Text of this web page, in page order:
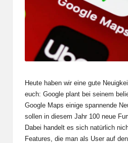
Heute haben wir eine gute
euch: Google plant bei seinem
Google Maps einige spannende
sollen in diesem Jahr 100 neue
Dabei handelt es sich natürlich
Features, die man als User auf